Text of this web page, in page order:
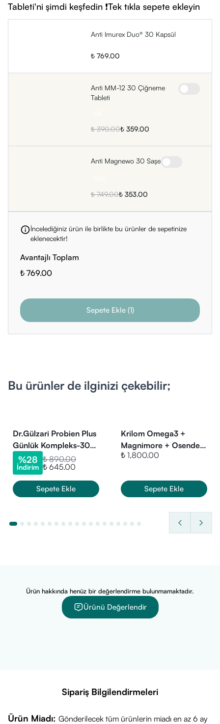
Öne Çıkan Özellikleri Nedir?
Patentli DuoCaps® kapsül içi kapsül teknolojisi
Yağ bazlı ve toz içeriklerin birbirine karışmasını önleyen yapı
Farma kalite bitkisel ekstre ve esansiyel yağlar
Kısa sürede çözünmeye başlayan esansiyel yağ kapsül yapısı
Tableti'ni şimdi keşfedin ❗Tek tıkla sepete ekleyin
Anti Imurex Duo® 30 Kapsül
₺ 769.00
Anti MM-12 30 Çiğneme
Tableti
₺ 390.00₺ 359.00
Anti Magnewo 30 Saşe
₺ 749.00₺ 353.00
İncelediğiniz ürün ile birlikte bu ürünler de sepetinize
eklenecektir!
Avantajlı Toplam
₺ 769.00
Sepete Ekle(1)
Bu ürünler de ilginizi çekebilir;
Dr.Gülzari Probien Plus
Günlük Kompleks-30
Kapsül
%28
İndirim
₺ 890.00
₺ 645.00
Sepete Ekle
Krilom Omega3 +
Magnimore + Osende
Vitamin D3K2 Avantajlı
₺ 1,800.00
Sepete Ekle
Ürün hakkında henüz bir değerlendirme bulunmamaktadır.
Ürünü Değerlendir
Sipariş Bilgilendirmeleri
Ürün Miadı: Gönderilecek tüm ürünlerin miadı en az 6 ay